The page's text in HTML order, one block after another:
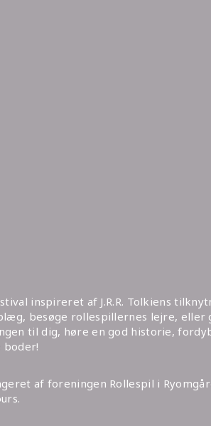
inspireret af J.R.R. Tolkiens
besøge rollespillernes lejre, eller
til dig, høre en god historie,
af foreningen Rollespil i